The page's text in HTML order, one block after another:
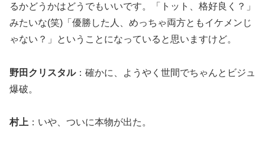
るかどうかはどうでもいいです。「トット、格好良く？」
みたいな(笑)「優勝した人、めっちゃ両方ともイケメンじ
ゃない？」ということになっていると思いますけど。
野田クリスタル：確かに、ようやく世間でちゃんとビジュ
爆破。
村上 ：いや、ついに本物が出た。